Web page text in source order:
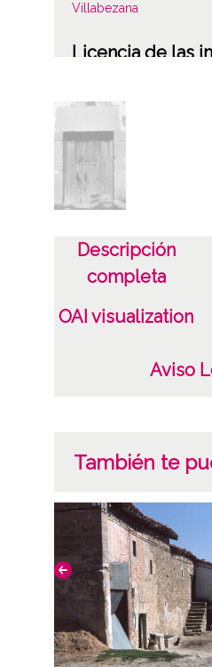
Villabezana
Licencia de las
Descripción
completa
OAI visualization
Aviso
También te